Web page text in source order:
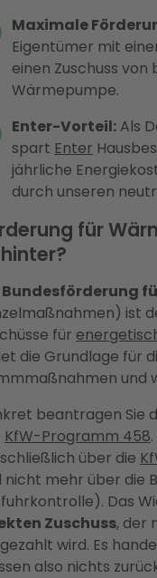
Maximale
Eigentümer mit
einen Zuschuss von
Wärmepumpe.
Enter-Vorteil: Als
spart Enter
jährliche
durch unseren
für
Bundesförderung
ist
für
die Grundlage für
und
beantragen Sie
KfW-Programm 458
über die
nicht mehr über die
Das
Zuschuss, der
wird. Es
also nichts